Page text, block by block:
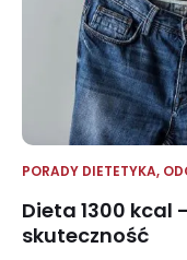
PORADY DIETETYKA,
Dieta 1300 kcal
skuteczność